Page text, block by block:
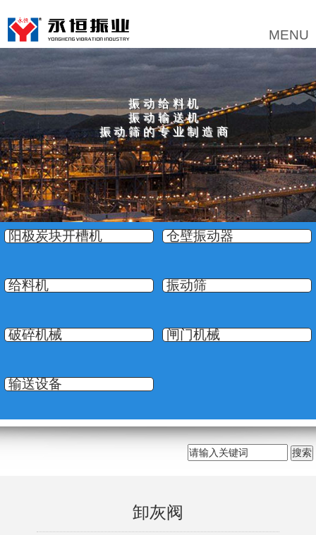
振动给料机
振动输送机
振动筛的专业制造商
阳极炭块开槽机 仓壁振动器
给料机 振动筛
破碎机械 闸门机械
输送设备
卸灰阀